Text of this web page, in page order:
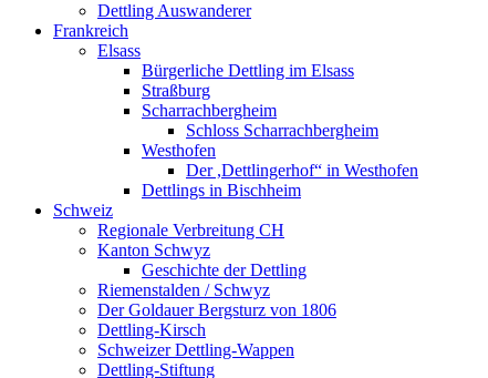
Dettling Auswanderer
Frankreich
Elsass
Bürgerliche Dettling im Elsass
Straßburg
Scharrachbergheim
Schloss Scharrachbergheim
Westhofen
Der ,Dettlingerhof“ in Westhofen
Dettlings in Bischheim
Schweiz
Regionale Verbreitung CH
Kanton Schwyz
Geschichte der Dettling
Riemenstalden / Schwyz
Der Goldauer Bergsturz von 1806
Dettling-Kirsch
Schweizer Dettling-Wappen
Dettling-Stiftung